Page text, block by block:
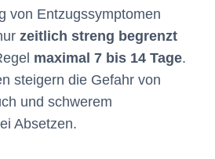
von Entzugssymptomen
zeitlich streng begrenzt
maximal 7 bis 14 Tage.
steigern die Gefahr von
und schwerem
Absetzen.